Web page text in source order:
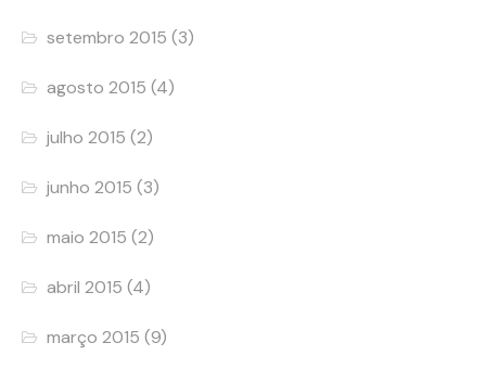
setembro 2015 (3)
agosto 2015 (4)
julho 2015 (2)
junho 2015 (3)
maio 2015 (2)
abril 2015 (4)
março 2015 (9)